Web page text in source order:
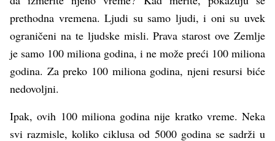
prethodna vremena. Ljudi su samo ljudi, i oni su uvek
ograničeni na te ljudske misli. Prava starost ove Zemlje
je samo 100 miliona godina, i ne može preći 100 miliona
godina. Za preko 100 miliona godina, njeni resursi biće
nedovoljni.
Ipak, ovih 100 miliona godina nije kratko vreme. Neka
svi razmisle, koliko ciklusa od 5000 godina se sadrži u